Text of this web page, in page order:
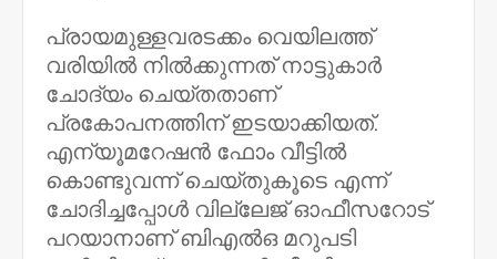
പ്രായമുള്ളവരടക്കം വെയിലത്ത്
വരിയിൽ നിൽക്കുന്നത് നാട്ടുകാർ
ചോദ്യം ചെയ്തതാണ്
പ്രകോപനത്തിന് ഇടയാക്കിയത്.
എന്യൂമറേഷൻ ഫോം വീട്ടിൽ
കൊണ്ടുവന്ന് ചെയ്തുകൂടെ എന്ന്
ചോദിച്ചപ്പോൾ വില്ലേജ് ഓഫീസറോട്
പറയാനാണ് ബിഎൽഒ മറുപടി